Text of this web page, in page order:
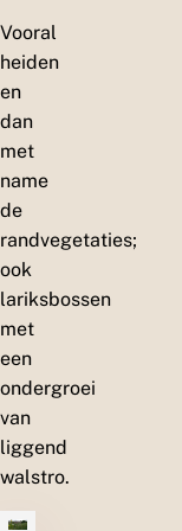
Vooral
heiden
en
dan
met
name
de
randvegetaties;
ook
lariksbossen
met
een
ondergroei
van
liggend
walstro.